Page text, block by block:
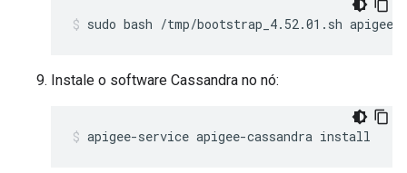
sudo bash /tmp/bootstrap_4.52.01.sh
Instale o software Cassandra no nó:
apigee-service apigee-cassandra install